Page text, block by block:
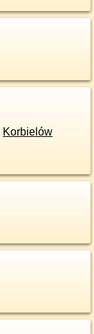
Korbielów